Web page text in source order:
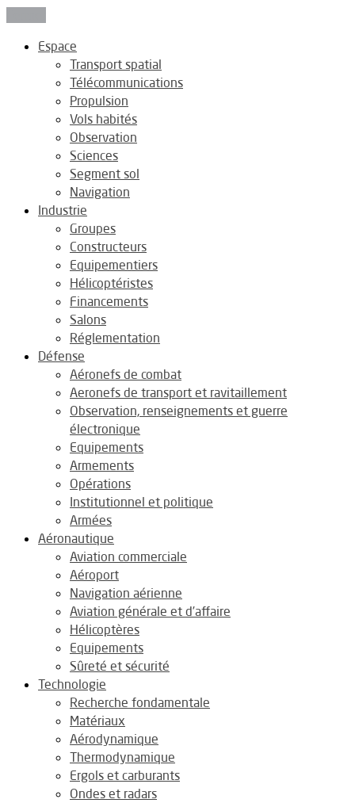
Espace
Transport spatial
Télécommunications
Propulsion
Vols habités
Observation
Sciences
Segment sol
Navigation
Industrie
Groupes
Constructeurs
Equipementiers
Hélicoptéristes
Financements
Salons
Réglementation
Défense
Aéronefs de combat
Aeronefs de transport et ravitaillement
Observation, renseignements et guerre
électronique
Equipements
Armements
Opérations
Institutionnel et politique
Armées
Aéronautique
Aviation commerciale
Aéroport
Navigation aérienne
Aviation générale et d’affaire
Hélicoptères
Equipements
Sûreté et sécurité
Technologie
Recherche fondamentale
Matériaux
Aérodynamique
Thermodynamique
Ergols et carburants
Ondes et radars